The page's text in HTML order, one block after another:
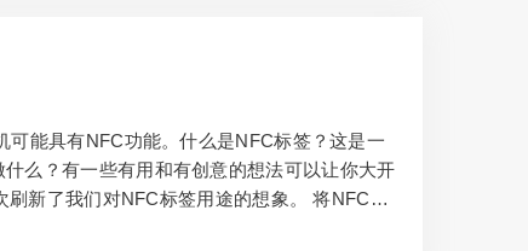
能具有NFC功能。什么是NFC标签？这是一
么？有一些有用和有创意的想法可以让你大开
新了我们对NFC标签用途的想象。 将NFC指